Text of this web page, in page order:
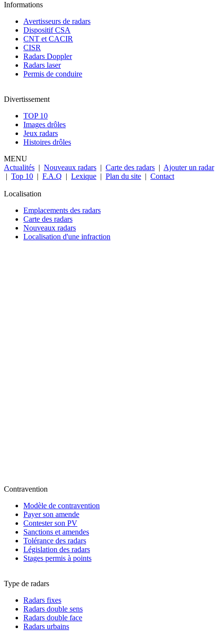
Informations
Avertisseurs de radars
Dispositif CSA
CNT et CACIR
CISR
Radars Doppler
Radars laser
Permis de conduire
Divertissement
TOP 10
Images drôles
Jeux radars
Histoires drôles
MENU
Actualités | Nouveaux radars | Carte des radars | Ajouter un radar
| Top 10 | F.A.Q | Lexique | Plan du site | Contact
Localisation
Emplacements des radars
Carte des radars
Nouveaux radars
Localisation d'une infraction
Contravention
Modèle de contravention
Payer son amende
Contester son PV
Sanctions et amendes
Tolérance des radars
Législation des radars
Stages permis à points
Type de radars
Radars fixes
Radars double sens
Radars double face
Radars urbains